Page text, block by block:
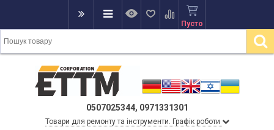
Пусто
0507025344, 0971331301
Товари для ремонту та інструменти. Графік роботи